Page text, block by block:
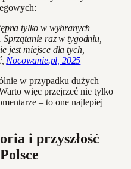
tylko w wybranych
raz w tygodniu,
jest miejsce dla tych,
Nocowanie.pl, 2025
w przypadku dużych
więc przejrzeć nie tylko
– to one najlepiej
i przyszłość